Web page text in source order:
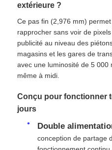
Visite de l'usine
Contrôle de qualité
Nous contacter
Nouvelles
extérieure ?
Ce pas fin (2,976 mm)
rapprocher sans voir de
publicité au niveau des
magasins et les gares de
avec une luminosité de 5
même à midi.
Conçu pour fonctionner
jours
Double
conception de partage